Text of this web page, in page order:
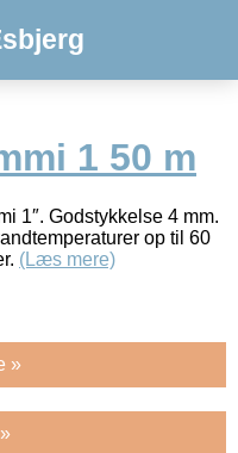
1 50 m
1″. Godstykkelse 4 mm.
op til 60
(Læs mere)
»